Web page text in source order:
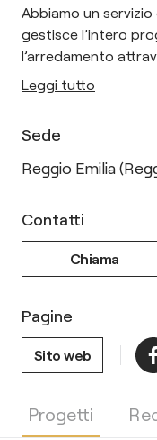
Abbiamo un
gestisce l’intero
l’arredamento
Leggi tutto
Sede
Reggio Emilia
Pagine
Sito web
Contatti
Chiama
Progetti